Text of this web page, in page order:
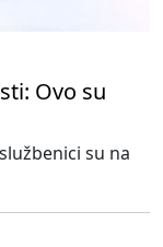
Ovo su
su na